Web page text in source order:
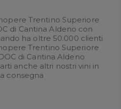
Trentino Superiore
di Cantina Aldeno con
ha oltre 50.000 clienti
Trentino Superiore
di Cantina Aldeno
anche altri nostrivini in
consegna